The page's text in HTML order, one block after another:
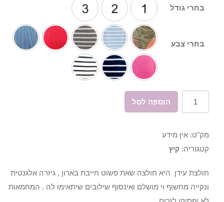
חולצת עידן היא חולצה שאת פשוט חייבת בארון , גיזרה אלגנטית
ונקייה מחשוף וי מושלם ואינסוף שילובים שיתאימו לה . המחמאות
בחרי גודל
בחרי צבע
של
עידן
הוספה לסל
מק"ט: אין מידע
קטגוריה: קיץ